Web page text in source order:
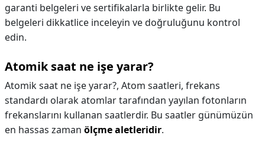
garanti belgeleri ve sertifikalarla birlikte gelir. Bu
belgeleri dikkatlice inceleyin ve doğruluğunu kontrol
edin.
Atomik saat ne işe yarar?
Atomik saat ne işe yarar?, Atom saatleri, frekans
standardı olarak atomlar tarafından yayılan fotonların
frekanslarını kullanan saatlerdir. Bu saatler günümüzün
en hassas zaman ölçme aletleridir.